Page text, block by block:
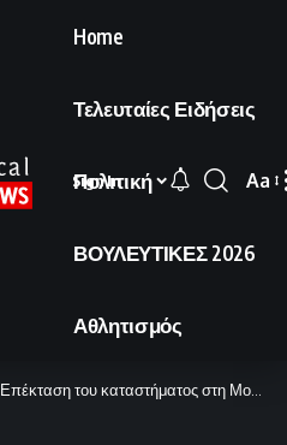
Home
Τελευταίες Ειδήσεις
Πολιτική
ΒΟΥΛΕΥΤΙΚΕΣ 2026
Αθλητισμός
Sign In
Font
Aa
Επέκταση του καταστήματος στη Μουτταγιάκα